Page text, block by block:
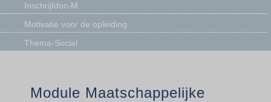
Inschrijfdoc-M
Motivatie voor de opleiding
Thema-Social
Module Maatschappelijke